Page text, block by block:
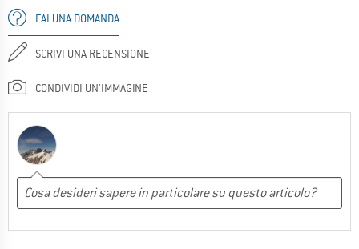
FAI UNA DOMANDA
SCRIVI UNA RECENSIONE
CONDIVIDI UN'IMMAGINE